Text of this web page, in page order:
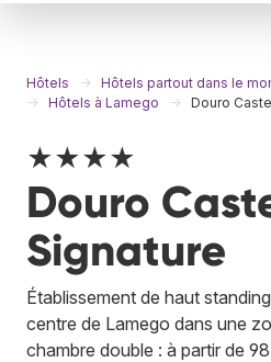
Hôtels Hôtels partout dans le
Hôtels à Lamego
Douro
★★★★
Douro
Signature
Établissement de haut
centre de Lamego dans une
chambre double : à partir de